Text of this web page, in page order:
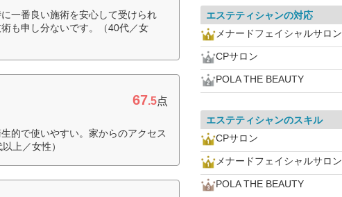
一番良い施術を安心して受けられ
も申し分ないです。（40代／女
67.5点
的で使いやすい。家からのアクセス
上／女性）
エステティシャンの対応
メナードフェイシャルサロン
CPサロン
POLA THE BEAUTY
エステティシャンのスキル
CPサロン
メナードフェイシャルサロン
POLA THE BEAUTY